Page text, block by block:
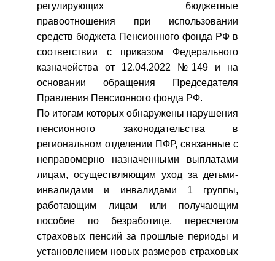
регулирующих бюджетные
правоотношения при использовании
средств бюджета Пенсионного фонда РФ в
соответствии с приказом Федерального
казначейства от 12.04.2022 №149 и на
основании обращения Председателя
Правления Пенсионного фонда РФ.
По итогам которых обнаружены нарушения
пенсионного законодательства в
региональном отделении ПФР, связанные с
неправомерно назначенными выплатами
лицам, осуществляющим уход за детьми-
инвалидами и инвалидами 1 группы,
работающим лицам или получающим
пособие по безработице, пересчетом
страховых пенсий за прошлые периоды и
установлением новых размеров страховых